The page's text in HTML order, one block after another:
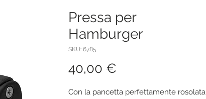
Pressa per
Hamburger
SKU: 6785
40,00 €
Con la pancetta perfettamente rosolata